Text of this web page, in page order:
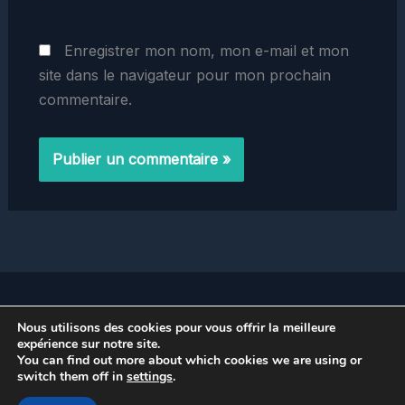
Enregistrer mon nom, mon e-mail et mon
site dans le navigateur pour mon prochain
commentaire.
Home
Politique de Confidentialité
Nous utilisons des cookies pour vous offrir la meilleure
expérience sur notre site.
You can find out more about which cookies we are using or
switch them off in settings.